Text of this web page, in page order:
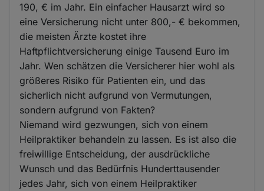
190, € im Jahr. Ein einfacher Hausarzt wird so
eine Versicherung nicht unter 800,- € bekommen,
die meisten Ärzte kostet ihre
Haftpflichtversicherung einige Tausend Euro im
Jahr. Wen schätzen die Versicherer hier wohl als
größeres Risiko für Patienten ein, und das
sicherlich nicht aufgrund von Vermutungen,
sondern aufgrund von Fakten?
Niemand wird gezwungen, sich von einem
Heilpraktiker behandeln zu lassen. Es ist also die
freiwillige Entscheidung, der ausdrückliche
Wunsch und das Bedürfnis Hunderttausender
jedes Jahr, sich von einem Heilpraktiker